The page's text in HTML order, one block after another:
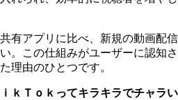
有アプリに比べ、新規の動画配信
。この仕組みがユーザーに認知さ
理由のひとつです。
ｋＴｏｋってキラキラでチャラい